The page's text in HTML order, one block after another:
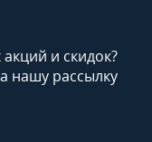
акций и скидок?
нашу рассылку